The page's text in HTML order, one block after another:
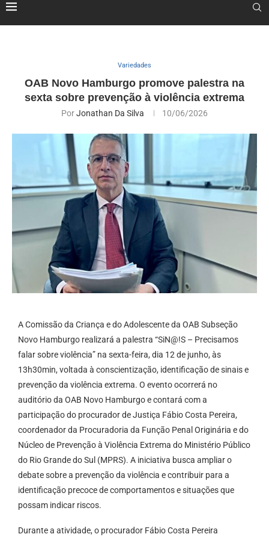
Variedades
OAB Novo Hamburgo promove palestra na
sexta sobre prevenção à violência extrema
PorJonathan Da Silva 10/06/2026
A Comissão da Criança e do Adolescente da OAB Subseção
Novo Hamburgo realizará a palestra “SiN@!S – Precisamos
falar sobre violência” na sexta-feira, dia 12 de junho, às
13h30min, voltada à conscientização, identificação de sinais e
prevenção da violência extrema. O evento ocorrerá no
auditório da OAB Novo Hamburgo e contará com a
participação do procurador de Justiça Fábio Costa Pereira,
coordenador da Procuradoria da Função Penal Originária e do
Núcleo de Prevenção à Violência Extrema do Ministério Público
do Rio Grande do Sul (MPRS). A iniciativa busca ampliar o
debate sobre a prevenção da violência e contribuir para a
identificação precoce de comportamentos e situações que
possam indicar riscos.
Durante a atividade, o procurador Fábio Costa Pereira